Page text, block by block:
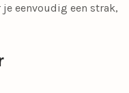
je eenvoudig een strak,